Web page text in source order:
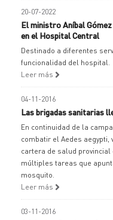
20-07-2022
El ministro Aníbal
en el Hospital Central
Destinado a diferentes
funcionalidad del hospital.
Leer más
04-11-2016
Las brigadas sanitarias
En continuidad de la
combatir el Aedes aegypti,
cartera de salud
múltiples tareas que
mosquito.
Leer más
03-11-2016